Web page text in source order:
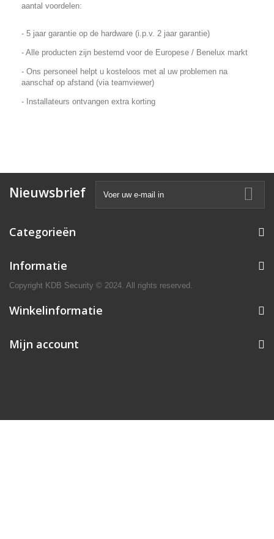
aantal voordelen:
- 5 jaar garantie op de hardware (i.p.v. 2 jaar garantie)
- Alle producten zijn bestemd voor de Europese / Benelux markt
- Ons personeel helpt u kosteloos met al uw problemen na
aanschaf op afstand (via teamviewer)
- Installateurs ontvangen extra korting
Nieuwsbrief
Categorieën
Informatie
Copyright KDB Security © 2024. All rights reserved.
Winkelinformatie
Mijn account